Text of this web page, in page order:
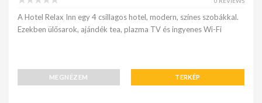
A Hotel Relax Inn egy 4 csillagos hotel, modern, színes szobákkal.
Ezekben ülősarok, ajándék tea, plazma TV és ingyenes Wi-Fi
MEGNÉZEM TERKÉP